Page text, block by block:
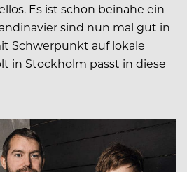
Es ist schon beinahe ein
sind nun mal gut in
Schwerpunkt auf lokale
in Stockholm passt in diese